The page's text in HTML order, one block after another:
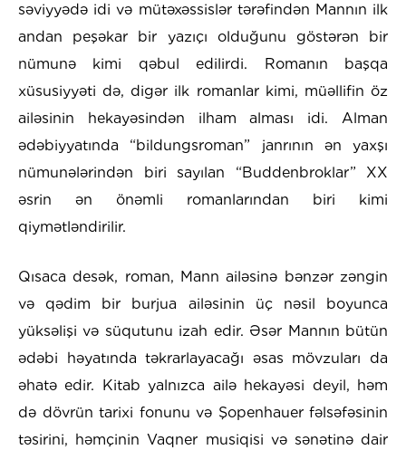
səviyyədə idi və mütəxəssislər tərəfindən Mannın ilk
andan peşəkar bir yazıçı olduğunu göstərən bir
nümunə kimi qəbul edilirdi. Romanın başqa
xüsusiyyəti də, digər ilk romanlar kimi, müəllifin öz
ailəsinin hekayəsindən ilham alması idi. Alman
ədəbiyyatında “bildungsroman” janrının ən yaxşı
nümunələrindən biri sayılan “Buddenbroklar” XX
əsrin ən önəmli romanlarından biri kimi
qiymətləndirilir.
Qısaca desək, roman, Mann ailəsinə bənzər zəngin
və qədim bir burjua ailəsinin üç nəsil boyunca
yüksəlişi və süqutunu izah edir. Əsər Mannın bütün
ədəbi həyatında təkrarlayacağı əsas mövzuları da
əhatə edir. Kitab yalnızca ailə hekayəsi deyil, həm
də dövrün tarixi fonunu və Şopenhauer fəlsəfəsinin
təsirini, həmçinin Vaqner musiqisi və sənətinə dair